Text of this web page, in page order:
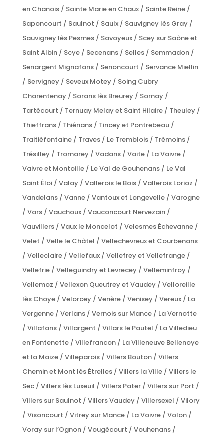
en Chanois / Sainte Marie en Chaux / Sainte Reine /
Saponcourt / Saulnot / Saulx / Sauvigney lès Gray /
Sauvigney lès Pesmes / Savoyeux / Scey sur Saône et
Saint Albin / Scye / Secenans / Selles / Semmadon /
Senargent Mignafans / Senoncourt / Servance Miellin
/ Servigney / Seveux Motey / Soing Cubry
Charentenay / Sorans lès Breurey / Sornay /
Tartécourt / Ternuay Melay et Saint Hilaire / Theuley /
Thieffrans / Thiénans / Tincey et Pontrebeau /
Traitiéfontaine / Traves / Le Tremblois / Trémoins /
Trésilley / Tromarey / Vadans / Vaite / La Vaivre /
Vaivre et Montoille / Le Val de Gouhenans / Le Val
Saint Éloi / Valay / Vallerois le Bois / Vallerois Lorioz /
Vandelans / Vanne / Vantoux et Longevelle / Varogne
/ Vars / Vauchoux / Vauconcourt Nervezain /
Vauvillers / Vaux le Moncelot / Velesmes Échevanne /
Velet / Velle le Châtel / Vellechevreux et Courbenans
/ Velleclaire / Vellefaux / Vellefrey et Vellefrange /
Vellefrie / Velleguindry et Levrecey / Velleminfroy /
Vellemoz / Vellexon Queutrey et Vaudey / Velloreille
lès Choye / Velorcey / Venère / Venisey / Vereux / La
Vergenne / Verlans / Vernois sur Mance / La Vernotte
/ Villafans / Villargent / Villars le Pautel / La Villedieu
en Fontenette / Villefrancon / La Villeneuve Bellenoye
et la Maize / Villeparois / Villers Bouton / Villers
Chemin et Mont lès Étrelles / Villers la Ville / Villers le
Sec / Villers lès Luxeuil / Villers Pater / Villers sur Port /
Villers sur Saulnot / Villers Vaudey / Villersexel / Vilory
/ Visoncourt / Vitrey sur Mance / La Voivre / Volon /
Voray sur l’Ognon / Vougécourt / Vouhenans /